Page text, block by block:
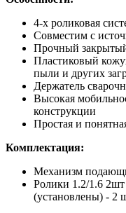
4-х роликовая
Совместим с
Прочный
Пластиковый
пыли и других
Держатель
Высокая
конструкции
Простая и
Комплектация:
Механизм
Ролики 1.2/1.6
(установлены) - 2